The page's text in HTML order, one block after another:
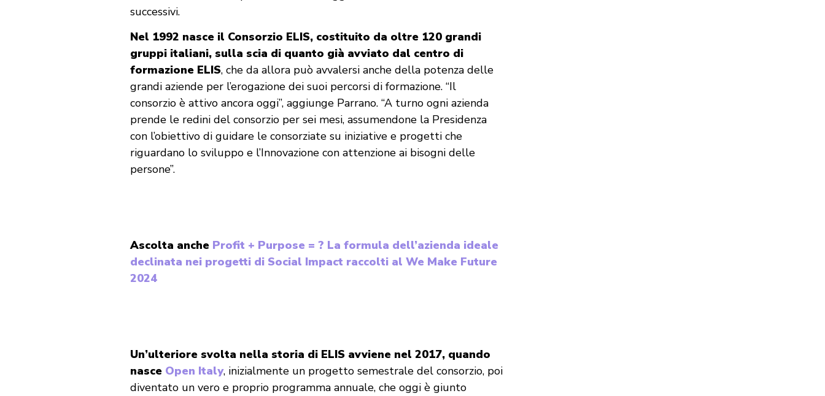
successivi.
Nel 1992 nasce il Consorzio ELIS, costituito da oltre 120 grandi
gruppi italiani, sulla scia di quanto già avviato dal centro di
formazione ELIS, che da allora può avvalersi anche della potenza delle
grandi aziende per l’erogazione dei suoi percorsi di formazione. “Il
consorzio è attivo ancora oggi”, aggiunge Parrano. “A turno ogni azienda
prende le redini del consorzio per sei mesi, assumendone la Presidenza
con l’obiettivo di guidare le consorziate su iniziative e progetti che
riguardano lo sviluppo e l’Innovazione con attenzione ai bisogni delle
persone”.
Ascolta anche Profit + Purpose = ? La formula dell’azienda ideale
declinata nei progetti di Social Impact raccolti al We Make Future
2024
Un’ulteriore svolta nella storia di ELIS avviene nel 2017, quando
nasce Open Italy, inizialmente un progetto semestrale del consorzio, poi
diventato un vero e proprio programma annuale, che oggi è giunto